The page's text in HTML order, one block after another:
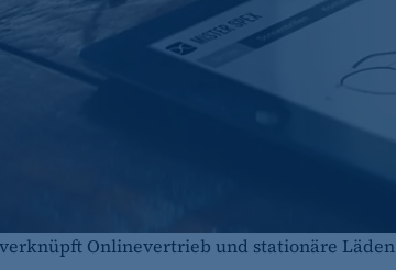
Onlinevertrieb und stationäre Läden